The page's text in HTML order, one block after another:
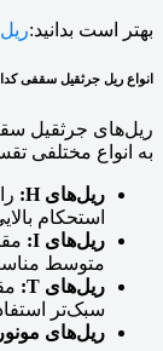
بهتر است بدانید:
انواع ریل جرثقیل سقفی
ریل‌های جرثقیل
به انواع مختلفی
ریل‌های H:
استحکام
ریل‌های I:
متوسط
ریل‌های T:
سبک‌تر
ریل‌های